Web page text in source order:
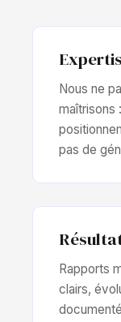
Nous ne
maîtrisons
pas de
Rapports
clairs,